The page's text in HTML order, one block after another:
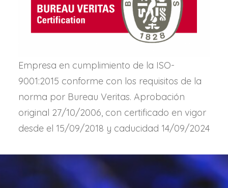
Empresa en cumplimiento de la ISO-
9001:2015 conforme con los requisitos de la
norma por Bureau Veritas. Aprobación
original 27/10/2006, con certificado en vigor
desde el 15/09/2018 y caducidad 14/09/2024